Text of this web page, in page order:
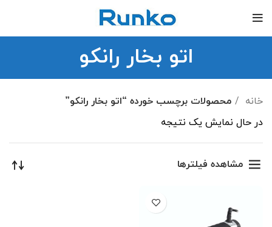
اتو بخار رانکو
خانه
محصولات برچسب خورده “اتو بخار رانکو”
در حال نمایش یک نتیجه
مشاهده فیلترها